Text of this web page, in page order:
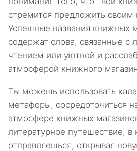
стремится предложить своим
Успешные названия книжных
содержат слова, связанные с
чтением или уютной и
атмосферой книжного
Ты можешь использовать
метафоры, сосредоточиться
атмосфере книжных
литературное путешествие, в
отправляешься, открывая